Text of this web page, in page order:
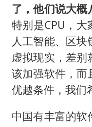
了，他们说大概
特别是CPU，
人工智能、区块
虚拟现实，差
该加强软件，而
优越条件，我们
中国有丰富的软